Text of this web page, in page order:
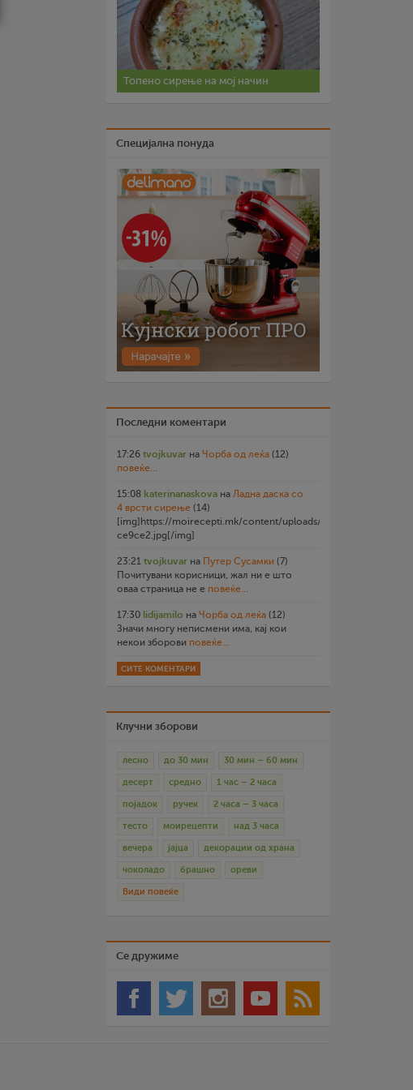
Топено сирење на мој начин
Специјална понуда
Последни коментари
17:26 tvojkuvar на Чорба од леќа (12)
повеќе...
15:08 katerinanaskova на Ладна даска со
4 врсти сирење (14)
[img]https://moirecepti.mk/content/uploads/2026/07/
ce9ce2.jpg[/img]
23:21 tvojkuvar на Путер Сусамки (7)
Почитувани корисници, жал ни е што
оваа страница не е повеќе...
17:30 lidijamilo на Чорба од леќа (12)
Значи многу неписмени има, кај кои
некои зборови повеќе...
СИТЕ КОМЕНТАРИ
Клучни зборови
лесно до 30 мин 30 мин – 60 мин
десерт средно 1 час – 2 часа
појадок ручек 2 часа – 3 часа
тесто моирецепти над 3 часа
вечера јајца декорации од храна
чоколадо брашно ореви
Види повеќе
Се дружиме